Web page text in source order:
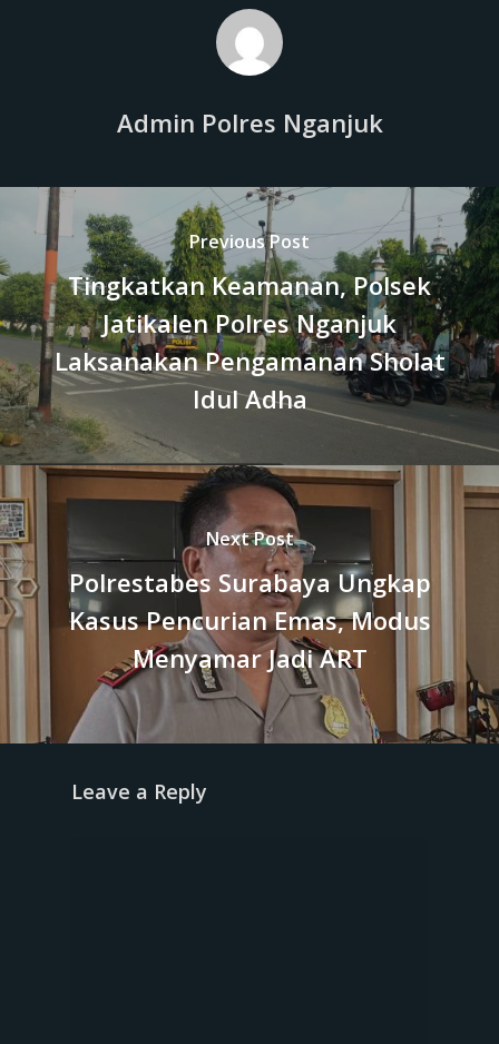
Admin Polres Nganjuk
Previous Post
Tingkatkan Keamanan, Polsek
Jatikalen Polres Nganjuk
Laksanakan Pengamanan Sholat
Idul Adha
Next Post
Polrestabes Surabaya Ungkap
Kasus Pencurian Emas, Modus
Menyamar Jadi ART
Leave a Reply